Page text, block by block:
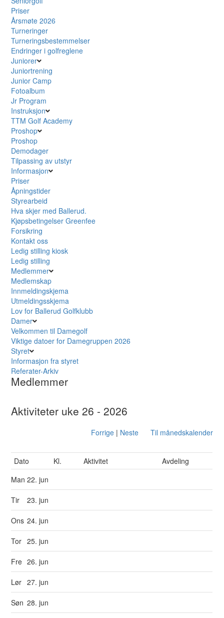
Priser
Årsmøte 2026
Turneringer
Turneringsbestemmelser
Endringer i golfreglene
Juniorer
Juniortrening
Junior Camp
Fotoalbum
Jr Program
Instruksjon
TTM Golf Academy
Proshop
Proshop
Demodager
Tilpassing av utstyr
Informasjon
Priser
Åpningstider
Styrearbeid
Hva skjer med Ballerud.
Kjøpsbetingelser Greenfee
Forsikring
Kontakt oss
Ledig stilling kiosk
Ledig stilling
Medlemmer
Medlemskap
Innmeldingskjema
Utmeldingsskjema
Lov for Ballerud Golfklubb
Damer
Velkommen til Damegolf
Viktige datoer for Damegruppen 2026
Styret
Informasjon fra styret
Referater-Arkiv
Medlemmer
Aktiviteter uke 26 - 2026
Forrige| Neste Til månedskalender
Dato Kl. Aktivitet
Avdeling
Man22. jun
Tir 23. jun
Ons 24. jun
Tor 25. jun
Fre 26. jun
Lør 27. jun
Søn 28. jun